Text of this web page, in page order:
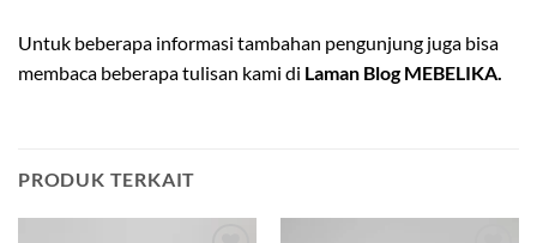
Untuk beberapa informasi tambahan pengunjung juga bisa
membaca beberapa tulisan kami di Laman Blog MEBELIKA.
PRODUK TERKAIT